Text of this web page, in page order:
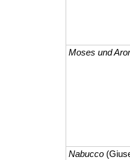
Moses und
Nabucco